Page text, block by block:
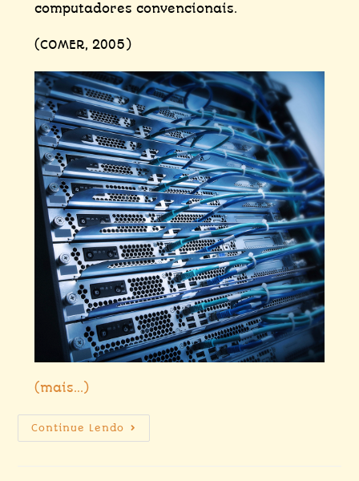
computadores convencionais.
(COMER, 2005)
(mais…)
Continue Lendo